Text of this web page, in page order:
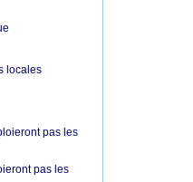
locales
pas les
pas les